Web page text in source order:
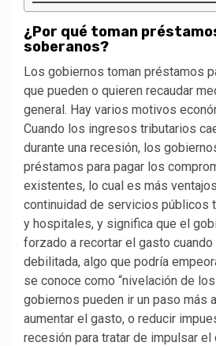
¿Por qué toman
soberanos?
Los gobiernos toman préstamos
que pueden o quieren recaudar
general. Hay varios motivos
Cuando los ingresos tributarios
durante una recesión, los
préstamos para pagar los
existentes, lo cual es más
continuidad de servicios públicos
y hospitales, y significa que el
forzado a recortar el gasto
debilitada, algo que podría
se conoce como “nivelación de
gobiernos pueden ir un paso más
aumentar el gasto, o reducir
recesión para tratar de impulsar el